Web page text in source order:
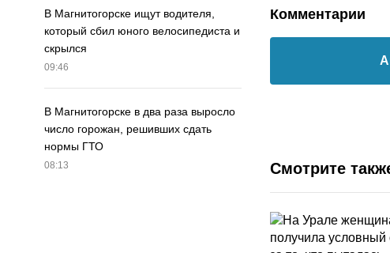
В Магнитогорске ищут водителя,
который сбил юного велосипедиста и
скрылся
09:46
В Магнитогорске в два раза выросло
число горожан, решивших сдать
нормы ГТО
08:13
Комментарии
Смотрите